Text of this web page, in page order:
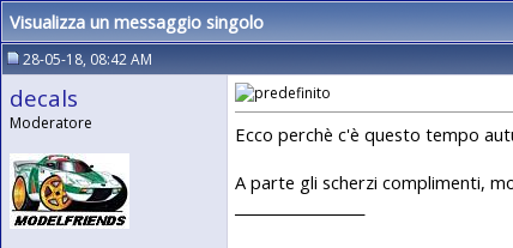
Visualizza un messaggio singolo
28-05-18, 08:42 AM
decals
Moderatore
Ecco perchè c'è questo tempo
A parte gli scherzi complimenti,